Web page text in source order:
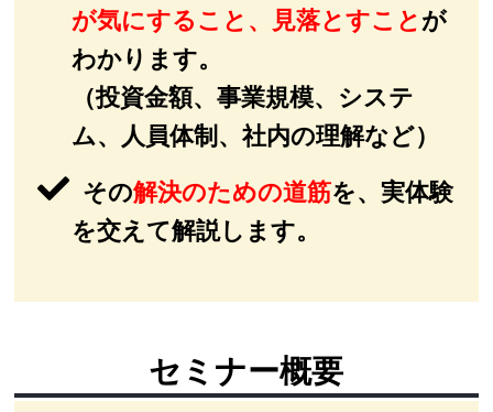
が気にすること、見落とすことが
わかります。
（投資金額、事業規模、システ
ム、人員体制、社内の理解など）
その解決のための道筋を、実体験
を交えて解説します。
セミナー概要